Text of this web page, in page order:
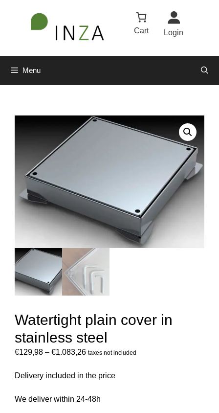
Cart Login
Menu
Watertight plain cover in
stainless steel
€129,98 – €1.083,26 taxes not included
Delivery included in the price
We deliver within 24-48h